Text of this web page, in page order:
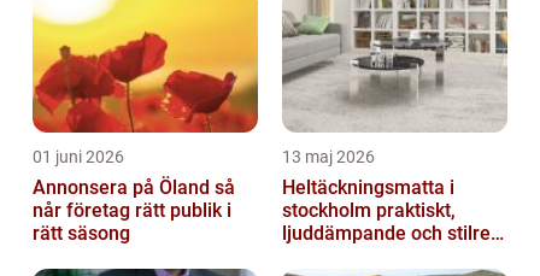
01 juni 2026
Annonsera på Öland så
når företag rätt publik i
rätt säsong
13 maj 2026
Heltäckningsmatta i
stockholm praktiskt,
ljuddämpande och stilrent